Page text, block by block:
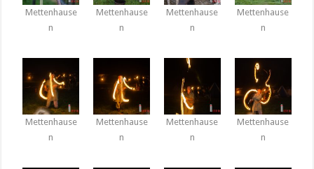
Mettenhause
n
Mettenhause
n
Mettenhause
n
Mettenhause
n
Mettenhause
n
Mettenhause
n
Mettenhause
n
Mettenhause
n